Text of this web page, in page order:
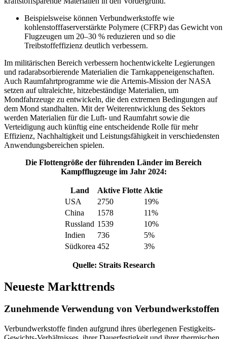
Beispielsweise können Verbundwerkstoffe wie
kohlenstofffaserverstärkte Polymere (CFRP) das Gewicht von
Flugzeugen um 20–30 % reduzieren und so die
Treibstoffeffizienz deutlich verbessern.
Im militärischen Bereich verbessern hochentwickelte Legierungen
und radarabsorbierende Materialien die Tarnkappeneigenschaften.
Auch Raumfahrtprogramme wie die Artemis-Mission der NASA
setzen auf ultraleichte, hitzebeständige Materialien, um
Mondfahrzeuge zu entwickeln, die den extremen Bedingungen auf
dem Mond standhalten. Mit der Weiterentwicklung des Sektors
werden Materialien für die Luft- und Raumfahrt sowie die
Verteidigung auch künftig eine entscheidende Rolle für mehr
Effizienz, Nachhaltigkeit und Leistungsfähigkeit in verschiedensten
Anwendungsbereichen spielen.
Die Flottengröße der führenden Länder im Bereich
Kampfflugzeuge im Jahr 2024:
Land Aktive Flotte Aktie
USA
2750
19%
China
1578
11%
Russland 1539
10%
Indien
736
5%
Südkorea 452 3%
Quelle: Straits Research
Neueste Markttrends
Zunehmende Verwendung von Verbundwerkstoffen
Verbundwerkstoffe finden aufgrund ihres überlegenen Festigkeits-